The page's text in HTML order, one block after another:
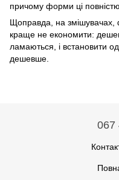
причому форми ці
Щоправда, на змішувачах,
краще не економити:
ламаються, і встановити
дешевше.
067